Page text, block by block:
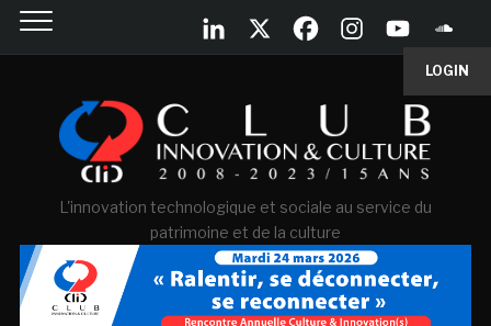
LOGIN
L'innovation technologique et sociale au service du
patrimoine et de la culture